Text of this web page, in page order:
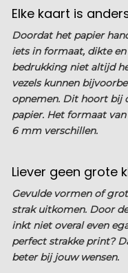
Elke kaart is
Doordat het papier
iets in formaat, dikte
bedrukking niet altijd
vezels kunnen
opnemen. Dit hoort bij
papier. Het formaat
6 mm verschillen.
Liever geen grote
Gevulde vormen of
strak uitkomen. Door
inkt niet overal even
perfect strakke print?
beter bij jouw wensen.